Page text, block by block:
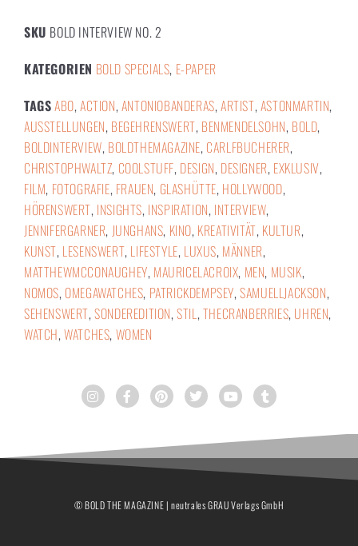
SKU BOLD INTERVIEW NO. 2
KATEGORIEN BOLD SPECIALS, E-PAPER
TAGSABO,ACTION,ANTONIOBANDERAS,ARTIST,ASTONMARTIN,
AUSSTELLUNGEN, BEGEHRENSWERT, BENMENDELSOHN, BOLD,
BOLDINTERVIEW, BOLDTHEMAGAZINE, CARLFBUCHERER,
CHRISTOPHWALTZ, COOLSTUFF, DESIGN, DESIGNER, EXKLUSIV,
FILM, FOTOGRAFIE, FRAUEN, GLASHÜTTE, HOLLYWOOD,
HÖRENSWERT, INSIGHTS, INSPIRATION, INTERVIEW,
JENNIFERGARNER, JUNGHANS, KINO, KREATIVITÄT, KULTUR,
KUNST, LESENSWERT, LIFESTYLE, LUXUS, MÄNNER,
MATTHEWMCCONAUGHEY, MAURICELACROIX, MEN, MUSIK,
NOMOS, OMEGAWATCHES, PATRICKDEMPSEY,SAMUELLJACKSON,
SEHENSWERT,SONDEREDITION,STIL,THECRANBERRIES, UHREN,
WATCH,WATCHES, WOMEN
© BOLD THE MAGAZINE | neutrales GRAU Verlags GmbH